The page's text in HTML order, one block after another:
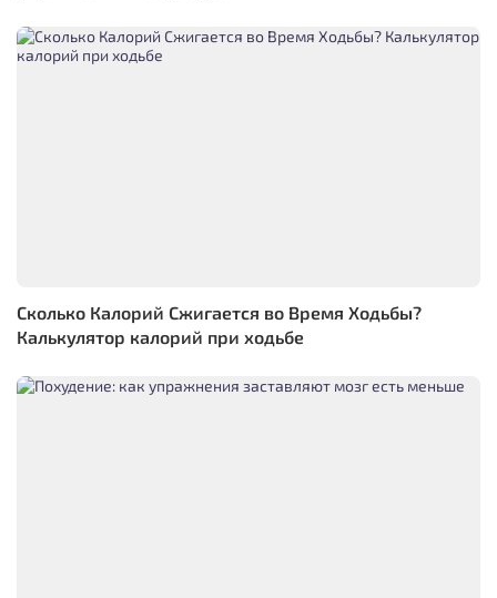
Сколько Калорий Сжигается во Время Ходьбы?
Калькулятор калорий при ходьбе